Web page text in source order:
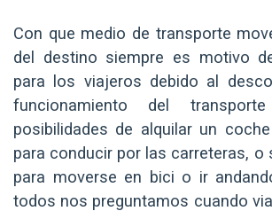
Con que medio de transporte
del destino siempre es motivo
para los viajeros debido al
funcionamiento del
posibilidades de alquilar un
para conducir por las carreteras, o
para moverse en bici o ir
todos nos preguntamos cuando